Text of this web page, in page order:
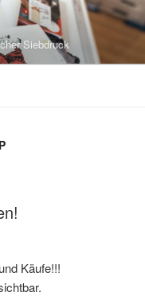
Siebdruck
Käufe!!!